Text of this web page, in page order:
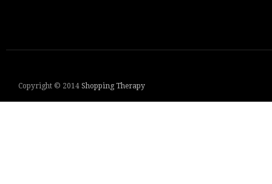
Copyright © 2014 Shopping Therapy